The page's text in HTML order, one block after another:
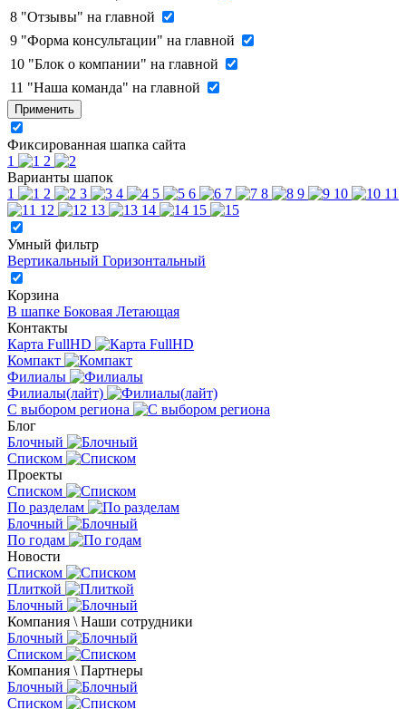
8 "Отзывы" на главной
9 "Форма консультации" на главной
10 "Блок о компании" на главной
11 "Наша команда" на главной
Применить
Фиксированная шапка сайта
1
2
Варианты шапок
1
2 3 4 5 6 7 8 9 10
11
12
13 14 15
Умный фильтр
Вертикальный Горизонтальный
Корзина
В шапке Боковая Летающая
Контакты
Карта FullHD
Компакт
Филиалы
Филиалы(лайт)
С выбором региона
Блог
Блочный
Списком
Проекты
Списком
По разделам
Блочный
По годам
Новости
Списком
Плиткой
Блочный
Компания \ Наши сотрудники
Блочный
Списком
Компания \ Партнеры
Блочный
Списком